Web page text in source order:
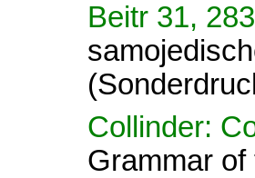
Beitr 31, 283
Collinder:
Grammar